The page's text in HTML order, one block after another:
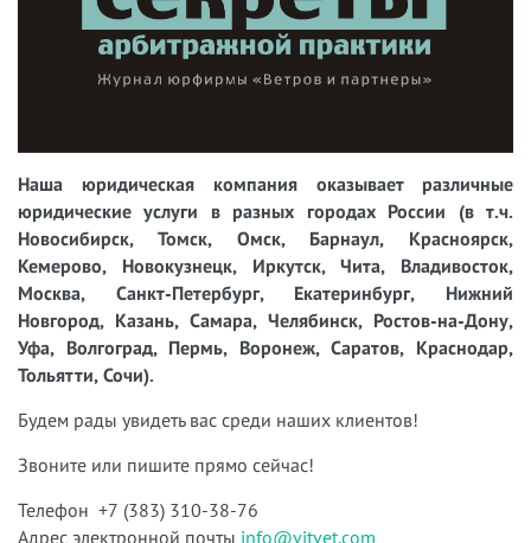
Наша юридическая компания оказывает различные
юридические услуги в разных городах России (в т.ч.
Новосибирск, Томск, Омск, Барнаул, Красноярск,
Кемерово, Новокузнецк, Иркутск, Чита, Владивосток,
Москва, Санкт-Петербург, Екатеринбург, Нижний
Новгород, Казань, Самара, Челябинск, Ростов-на-Дону,
Уфа, Волгоград, Пермь, Воронеж, Саратов, Краснодар,
Тольятти, Сочи).
Будем рады увидеть вас среди наших клиентов!
Звоните или пишите прямо сейчас!
Телефон +7 (383) 310-38-76
Адрес электронной почты info@vitvet.com